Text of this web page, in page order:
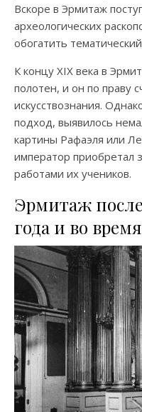
Вскоре в Эрмитаж
археологических
обогатить
К концу XIX века в
полотен, и он по праву
искусствознания.
подход, выявилось
картины Рафаэля или
император приобретал
работами их учеников.
Эрмитаж
года и во